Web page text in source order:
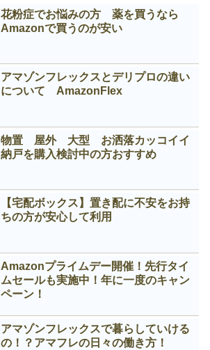
花粉症でお悩みの方 薬を買うなら
Amazonで買うのが安い
アマゾンフレックスとデリプロの違い
について AmazonFlex
物置 屋外 大型 お洒落カッコイイ
納戸を購入検討中の方おすすめ
【宅配ボックス】置き配に不安をお持
ちの方が安心して利用
Amazonプライムデー開催！先行タイ
ムセールも実施中！年に一度のキャン
ペーン！
アマゾンフレックスで暮らしていける
の！？アマフレの日々の働き方！